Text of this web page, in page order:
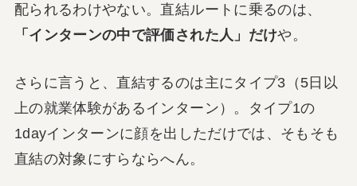
配られるわけやない。直結ルートに乗るのは、
「インターンの中で評価された人」だけや。
さらに言うと、直結するのは主にタイプ3（5日以
上の就業体験があるインターン）。タイプ1の
1dayインターンに顔を出しただけでは、そもそも
直結の対象にすらならへん。